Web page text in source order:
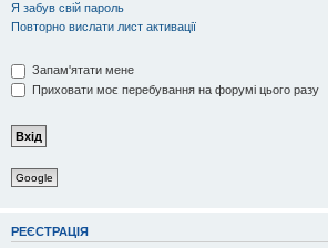
Я забув свій пароль
Повторно вислати лист активації
Запам'ятати мене
Приховати моє перебування на форумі цього разу
Google
РЕЄСТРАЦІЯ